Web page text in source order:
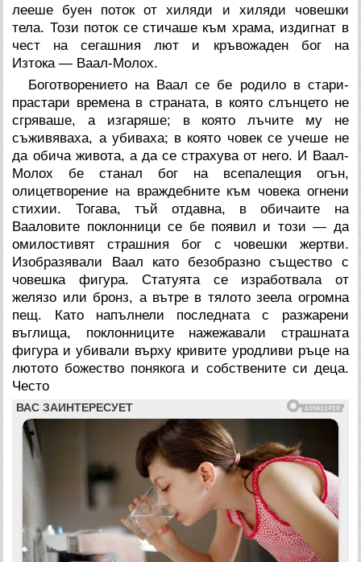
лееше буен поток от хиляди и хиляди човешки
тела. Този поток се стичаше към храма, издигнат в
чест на сегашния лют и кръвожаден бог на
Изтока — Ваал-Молох.
Боготворението на Ваал се бе родило в стари-
прастари времена в страната, в която слънцето не
сгряваше, а изгаряше; в която лъчите му не
съживяваха, а убиваха; в която човек се учеше не
да обича живота, а да се страхува от него. И Ваал-
Молох бе станал бог на всепалещия огън,
олицетворение на враждебните към човека огнени
стихии. Тогава, тъй отдавна, в обичаите на
Вааловите поклонници се бе появил и този — да
омилостивят страшния бог с човешки жертви.
Изобразявали Ваал като безобразно същество с
човешка фигура. Статуята се изработвала от
желязо или бронз, а вътре в тялото зеела огромна
пещ. Като напълнели последната с разжарени
въглища, поклонниците нажежавали страшната
фигура и убивали върху кривите уродливи ръце на
лютото божество понякога и собствените си деца.
Често